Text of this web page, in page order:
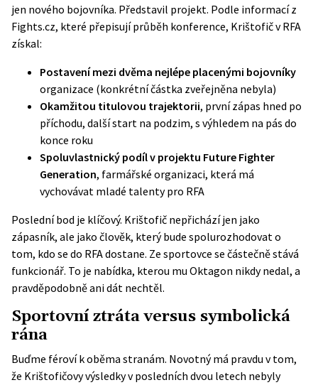
jen nového bojovníka. Představil projekt. Podle informací z
Fights.cz, které přepisují průběh konference, Krištofič v RFA
získal:
Postavení mezi dvěma nejlépe placenými bojovníky
organizace (konkrétní částka zveřejněna nebyla)
Okamžitou titulovou trajektorii, první zápas hned po
příchodu, další start na podzim, s výhledem na pás do
konce roku
Spoluvlastnický podíl v projektu Future Fighter
Generation, farmářské organizaci, která má
vychovávat mladé talenty pro RFA
Poslední bod je klíčový. Krištofič nepřichází jen jako
zápasník, ale jako člověk, který bude spolurozhodovat o
tom, kdo se do RFA dostane. Ze sportovce se částečně stává
funkcionář. To je nabídka, kterou mu Oktagon nikdy nedal, a
pravděpodobně ani dát nechtěl.
Sportovní ztráta versus symbolická
rána
Buďme féroví k oběma stranám. Novotný má pravdu v tom,
že Krištofičovy výsledky v posledních dvou letech nebyly